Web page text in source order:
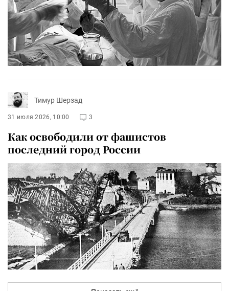
Тимур Шерзад
31 июля 2026, 10:00 3
Как освободили от фашистов
последний город России